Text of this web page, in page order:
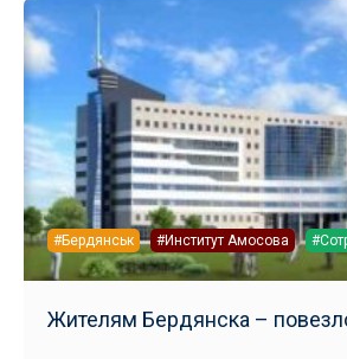
#Бердянськ #Институт Амосова
Жителям Бердянска –